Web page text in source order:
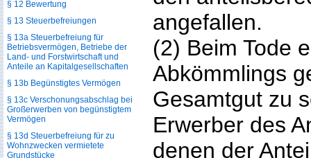
angefallen.
(2) Beim Tode
Abkömmlings
Gesamtgut zu
Erwerber des
denen der
§ 12 Bewertung
§ 13 Steuerbefreiungen
§ 13a Steuerbefreiung für
Betriebsvermögen, Betriebe der
Land- und Forstwirtschaft und
Anteile an Kapitalgesellschaften
§ 13b Begünstigtes Vermögen
§ 13c Verschonungsabschlag bei
Großerwerben von begünstigtem
Vermögen
§ 13d Steuerbefreiung für zu
Wohnzwecken vermietete
Grundstücke